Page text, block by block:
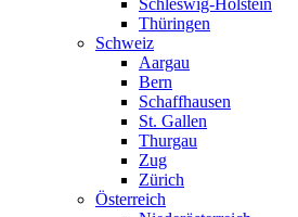
Schleswig-Holstein
Thüringen
Schweiz
Aargau
Bern
Schaffhausen
St. Gallen
Thurgau
Zug
Zürich
Österreich